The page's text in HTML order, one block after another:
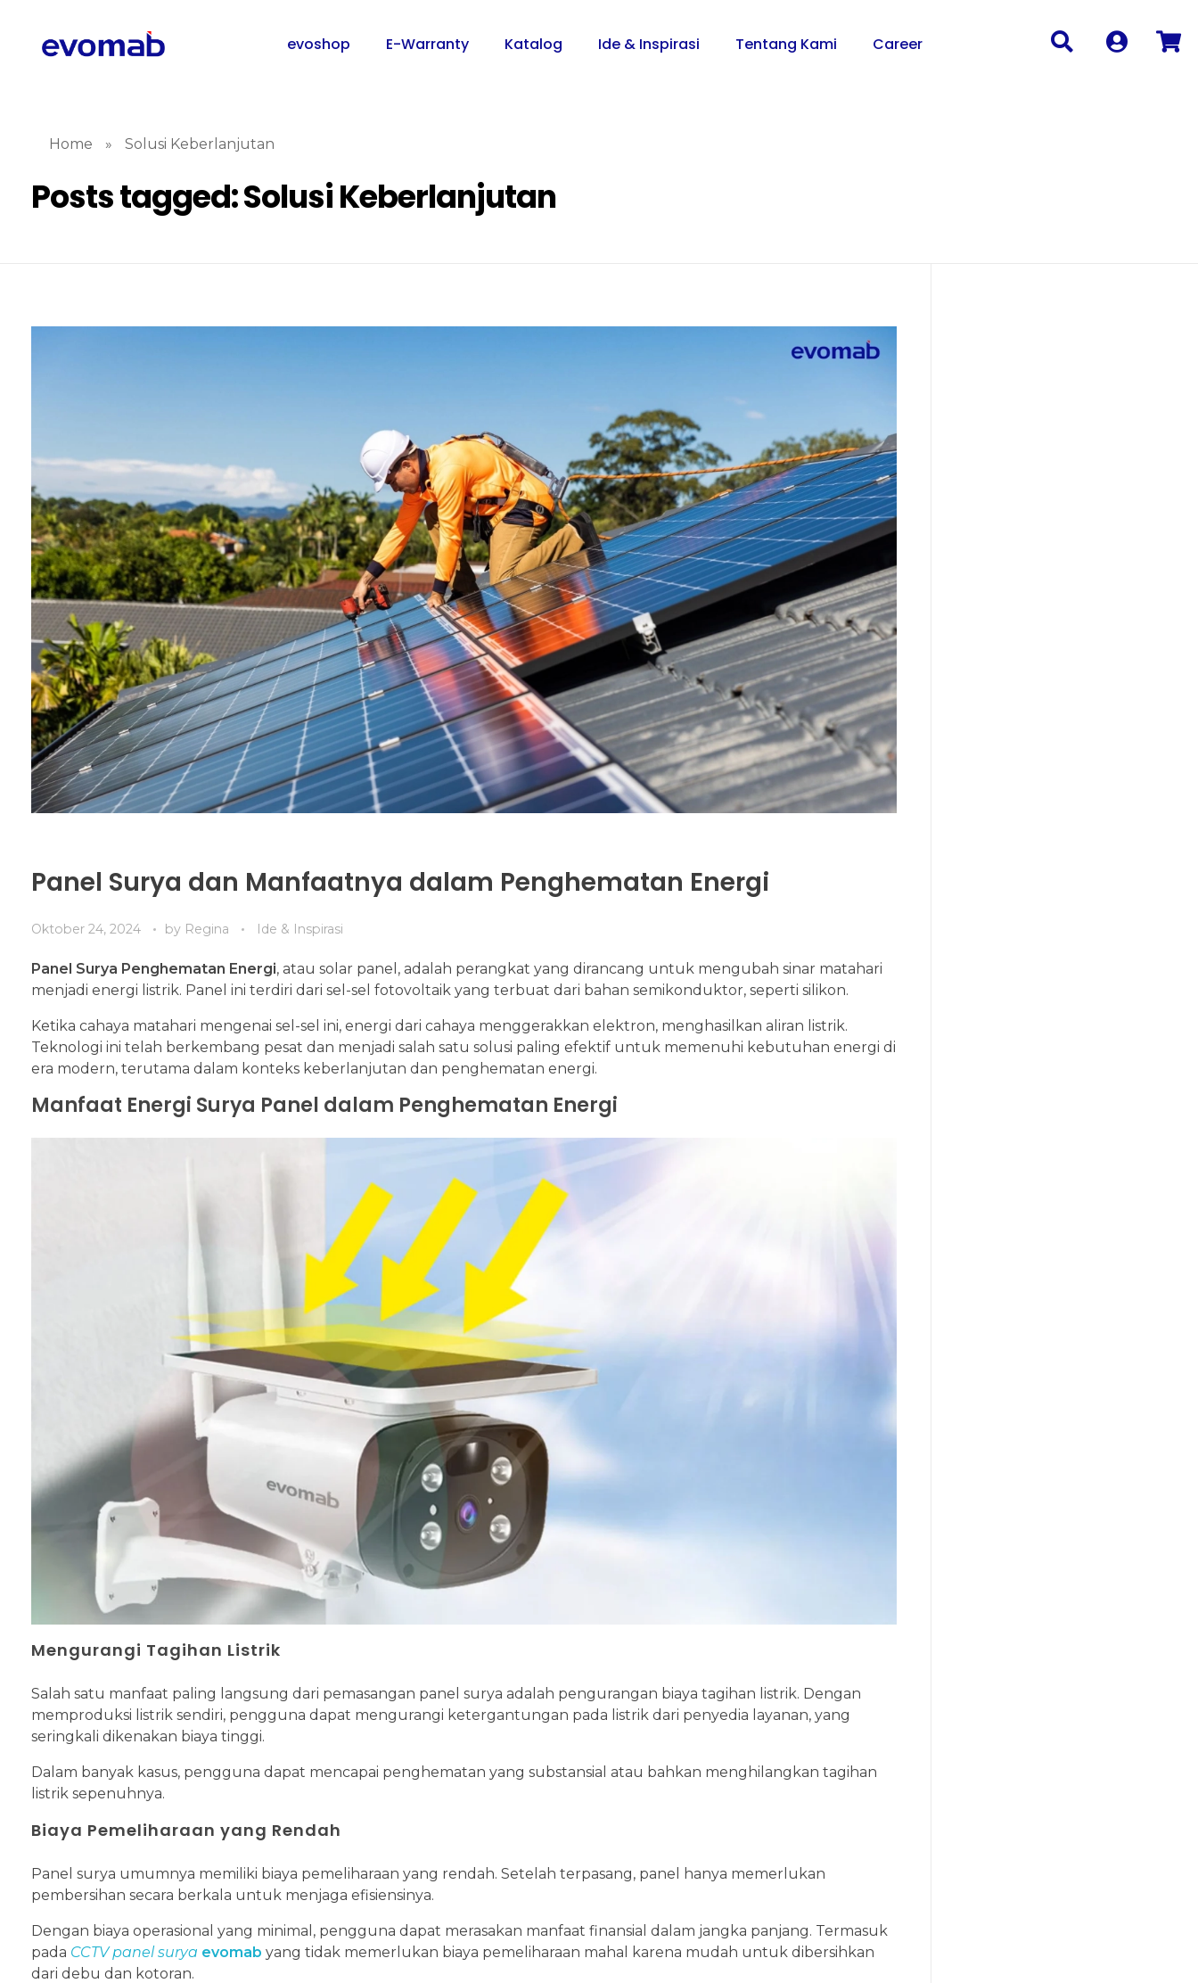
evoshop E-Warranty Katalog Ide & Inspirasi Tentang Kami Career
Home » Solusi Keberlanjutan
Posts tagged: Solusi Keberlanjutan
Panel Surya dan Manfaatnya dalam Penghematan Energi
Oktober 24, 2024 by Regina Ide & Inspirasi
Panel Surya Penghematan Energi, atau solar panel, adalah perangkat yang dirancang untuk mengubah sinar matahari
menjadi energi listrik. Panel ini terdiri dari sel-sel fotovoltaik yang terbuat dari bahan semikonduktor, seperti silikon.
Ketika cahaya matahari mengenai sel-sel ini, energi dari cahaya menggerakkan elektron, menghasilkan aliran listrik.
Teknologi ini telah berkembang pesat dan menjadi salah satu solusi paling efektif untuk memenuhi kebutuhan energi di
era modern, terutama dalam konteks keberlanjutan dan penghematan energi.
Manfaat Energi Surya Panel dalam Penghematan Energi
Mengurangi Tagihan Listrik
Salah satu manfaat paling langsung dari pemasangan panel surya adalah pengurangan biaya tagihan listrik. Dengan
memproduksi listrik sendiri, pengguna dapat mengurangi ketergantungan pada listrik dari penyedia layanan, yang
seringkali dikenakan biaya tinggi.
Dalam banyak kasus, pengguna dapat mencapai penghematan yang substansial atau bahkan menghilangkan tagihan
listrik sepenuhnya.
Biaya Pemeliharaan yang Rendah
Panel surya umumnya memiliki biaya pemeliharaan yang rendah. Setelah terpasang, panel hanya memerlukan
pembersihan secara berkala untuk menjaga efisiensinya.
Dengan biaya operasional yang minimal, pengguna dapat merasakan manfaat finansial dalam jangka panjang. Termasuk
pada CCTV panel surya evomab yang tidak memerlukan biaya pemeliharaan mahal karena mudah untuk dibersihkan
dari debu dan kotoran.